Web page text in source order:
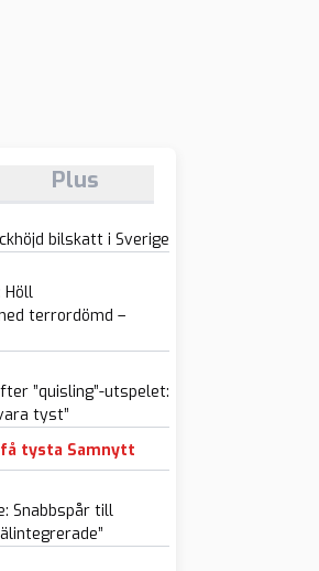
Plus
bilskatt i Sverige
Höll
terrordömd –
”quisling”-utspelet:
tyst”
tysta Samnytt
Snabbspår till